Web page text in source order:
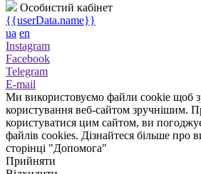
Особистий кабінет
{{userData.name}}
ua en
Instagram
Facebook
Telegram
E-mail
Ми використовуємо файли cookie щоб
користування веб-сайтом зручнішим.
користуватися цим сайтом, ви
файлів cookies. Дізнайтеся більше про
сторінці "Допомога"
Прийняти